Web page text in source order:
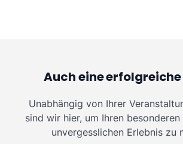
Auch eine
Unabhängig von Ihrer
sind wir hier, um Ihren besonderen
unvergesslichen Erlebnis zu